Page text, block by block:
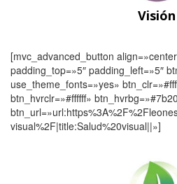
Visión
[mvc_advanced_button
padding_top=»5″ padding_left=»5″
use_theme_fonts=»yes»
btn_hvrclr=»#ffffff»
visual%2F|title:Salud%20visual||»]